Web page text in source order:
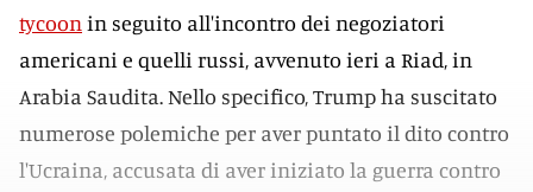
tycoon in seguito all'incontro dei negoziatori
americani e quelli russi, avvenuto ieri a Riad, in
Arabia Saudita. Nello specifico, Trump ha suscitato
numerose polemiche per aver puntato il dito contro
l'Ucraina, accusata di aver iniziato la guerra contro